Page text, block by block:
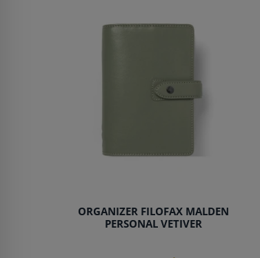
ORGANIZER FILOFAX MALDEN
PERSONAL VETIVER